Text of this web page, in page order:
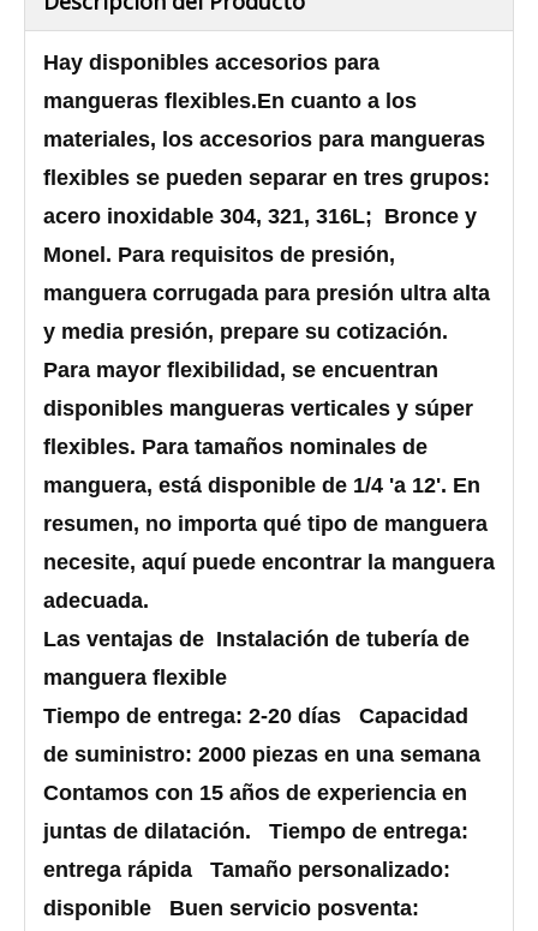
Hay disponibles accesorios para
mangueras flexibles.En cuanto a los
materiales, los accesorios para mangueras
flexibles se pueden separar en tres grupos:
acero inoxidable 304, 321, 316L; Bronce y
Monel. Para requisitos de presión,
manguera corrugada para presión ultra alta
y media presión, prepare su cotización.
Para mayor flexibilidad, se encuentran
disponibles mangueras verticales y súper
flexibles. Para tamaños nominales de
manguera, está disponible de 1/4 'a 12'. En
resumen, no importa qué tipo de manguera
necesite, aquí puede encontrar la manguera
adecuada.
Las ventajas de Instalación de tubería de
manguera flexible
Tiempo de entrega: 2-20 días Capacidad
de suministro: 2000 piezas en una semana
Contamos con 15 años de experiencia en
juntas de dilatación. Tiempo de entrega:
entrega rápida Tamaño personalizado:
disponible Buen servicio posventa: